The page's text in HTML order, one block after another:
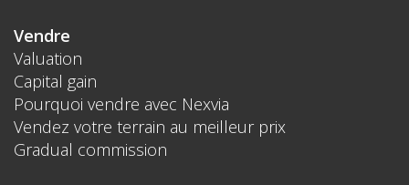
Vendre
Valuation
Capital gain
Pourquoi vendre avec Nexvia
Vendez votre terrain au meilleur prix
Gradual commission